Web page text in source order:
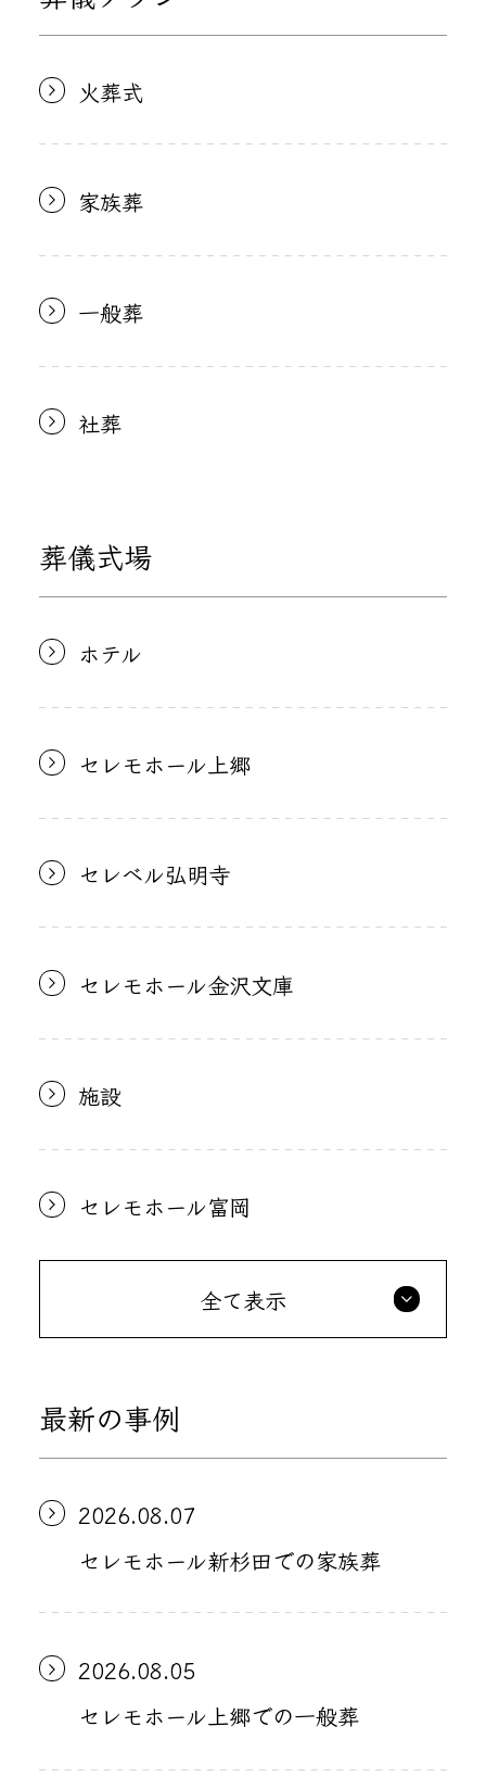
火葬式
家族葬
一般葬
社葬
葬儀式場
ホテル
セレモホール上郷
セレベル弘明寺
セレモホール金沢文庫
施設
セレモホール富岡
全て表示
最新の事例
2026.08.07
セレモホール新杉田での家族葬
2026.08.05
セレモホール上郷での一般葬